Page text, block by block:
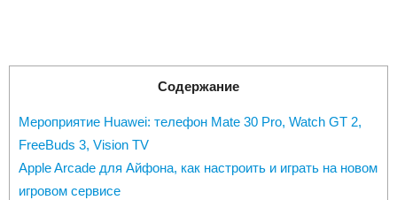
Содержание
Мероприятие Huawei: телефон Mate 30 Pro, Watch GT 2,
FreeBuds 3, Vision TV
Apple Arcade для Айфона, как настроить и играть на новом
игровом сервисе